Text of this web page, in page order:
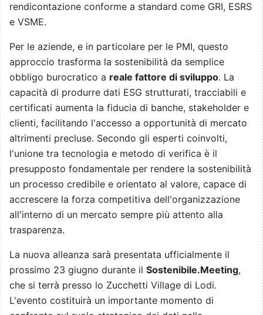
rendicontazione conforme a standard come GRI, ESRS
e VSME.
Per le aziende, e in particolare per le PMI, questo
approccio trasforma la sostenibilità da semplice
obbligo burocratico a reale fattore di sviluppo. La
capacità di produrre dati ESG strutturati, tracciabili e
certificati aumenta la fiducia di banche, stakeholder e
clienti, facilitando l'accesso a opportunità di mercato
altrimenti precluse. Secondo gli esperti coinvolti,
l'unione tra tecnologia e metodo di verifica è il
presupposto fondamentale per rendere la sostenibilità
un processo credibile e orientato al valore, capace di
accrescere la forza competitiva dell'organizzazione
all'interno di un mercato sempre più attento alla
trasparenza.
La nuova alleanza sarà presentata ufficialmente il
prossimo 23 giugno durante il Sostenibile.Meeting,
che si terrà presso lo Zucchetti Village di Lodi.
L'evento costituirà un importante momento di